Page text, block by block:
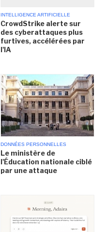
INTELLIGENCE ARTIFICIELLE
CrowdStrike alerte sur
des cyberattaques plus
furtives, accélérées par
l'IA
DONNÉES PERSONNELLES
Le ministère de
l'Éducation nationale ciblé
par une attaque